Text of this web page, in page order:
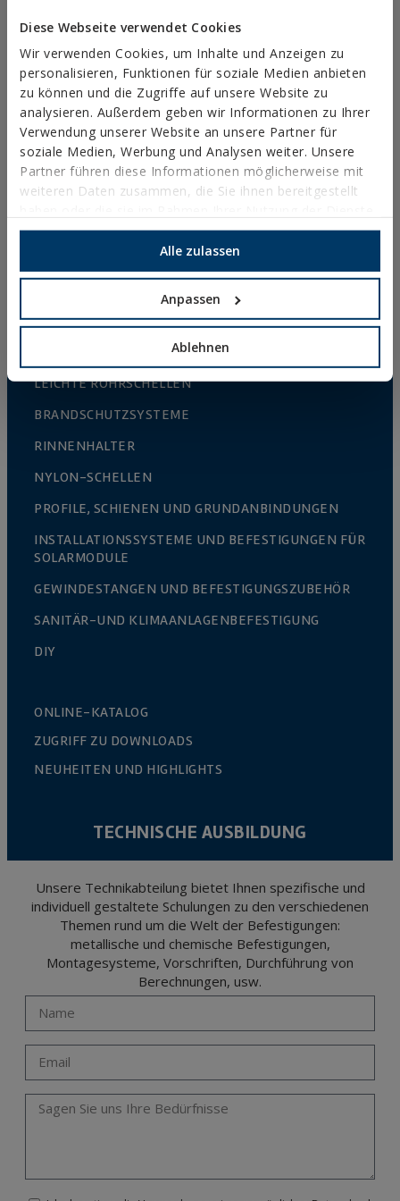
Diese Webseite verwendet Cookies
Wir verwenden Cookies, um Inhalte und Anzeigen zu
personalisieren, Funktionen für soziale Medien anbieten
zu können und die Zugriffe auf unsere Website zu
analysieren. Außerdem geben wir Informationen zu Ihrer
Verwendung unserer Website an unsere Partner für
soziale Medien, Werbung und Analysen weiter. Unsere
Partner führen diese Informationen möglicherweise mit
weiteren Daten zusammen, die Sie ihnen bereitgestellt
gesammelt haben.
Alle zulassen
Anpassen
Ablehnen
SCHNELLBAUSCHRAUBEN UND ZUBEHÖR
DIREKTMONTAGE
DACH-UND FASSADENSCHRAUBEN
BOHR-BLECH-UND PVC FENSTERBAUSCHRAUBEN
HOLZSCHRAUBEN
HAKEN, ÖSEN UND NÄGEL
ABDECKKAPPEN, BITS UND ZUBEHÖR
MASSIVROHRSCHELLEN
LEICHTE ROHRSCHELLEN
BRANDSCHUTZSYSTEME
RINNENHALTER
NYLON-SCHELLEN
PROFILE, SCHIENEN UND GRUNDANBINDUNGEN
INSTALLATIONSSYSTEME UND BEFESTIGUNGEN FÜR
SOLARMODULE
GEWINDESTANGEN UND BEFESTIGUNGSZUBEHÖR
SANITÄR-UND KLIMAANLAGENBEFESTIGUNG
DIY
ONLINE-KATALOG
ZUGRIFF ZU DOWNLOADS
NEUHEITEN UND HIGHLIGHTS
TECHNISCHE AUSBILDUNG
Unsere Technikabteilung bietet Ihnen spezifische und
individuell gestaltete Schulungen zu den verschiedenen
Themen rund um die Welt der Befestigungen:
metallische und chemische Befestigungen,
Montagesysteme, Vorschriften, Durchführung von
Berechnungen, usw.